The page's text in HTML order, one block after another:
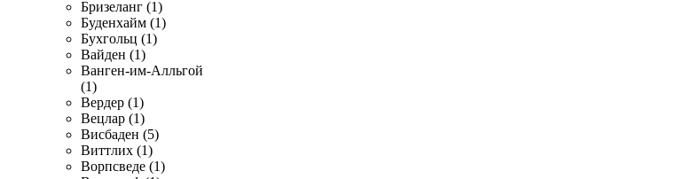
Бризеланг (1)
Буденхайм (1)
Бухгольц (1)
Вайден (1)
Ванген-им-Алльгой
(1)
Вердер (1)
Вецлар (1)
Висбаден (5)
Виттлих (1)
Ворпсведе (1)